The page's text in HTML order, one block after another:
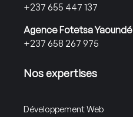
+237 655 447 137
Agence Fotetsa Yaoundé
+237 658 267 975
Nos expertises
Développement Web